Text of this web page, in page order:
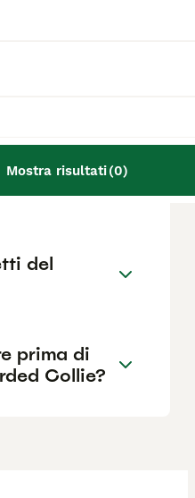
Mostra risultati(0)
del
del
prima di
Collie?